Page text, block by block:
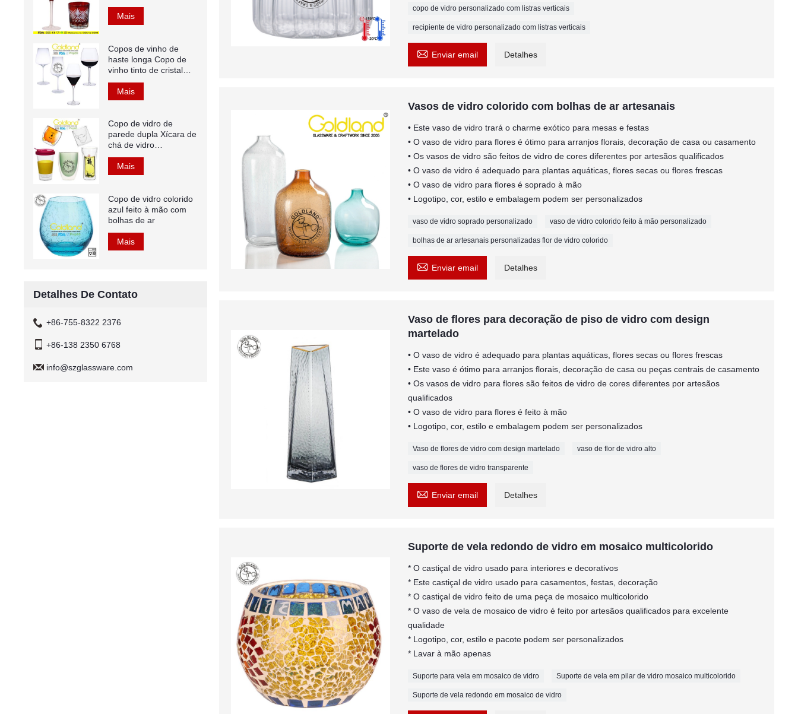
copo de vidro personalizado com listras verticais
recipiente de vidro personalizado com listras verticais
 Enviar email Detalhes
Vasos de vidro colorido com bolhas de ar artesanais
• Este vaso de vidro trará o charme exótico para mesas e festas
• O vaso de vidro para flores é ótimo para arranjos florais, decoração de casa ou casamento
• Os vasos de vidro são feitos de vidro de cores diferentes por artesãos qualificados
• O vaso de vidro é adequado para plantas aquáticas, flores secas ou flores frescas
• O vaso de vidro para flores é soprado à mão
• Logotipo, cor, estilo e embalagem podem ser personalizados
vaso de vidro soprado personalizado vaso de vidro colorido feito à mão personalizado
bolhas de ar artesanais personalizadas flor de vidro colorido
 Enviar email Detalhes
Vaso de flores para decoração de piso de vidro com design
martelado
• O vaso de vidro é adequado para plantas aquáticas, flores secas ou flores frescas
• Este vaso é ótimo para arranjos florais, decoração de casa ou peças centrais de casamento
• Os vasos de vidro para flores são feitos de vidro de cores diferentes por artesãos
qualificados
• O vaso de vidro para flores é feito à mão
• Logotipo, cor, estilo e embalagem podem ser personalizados
Vaso de flores de vidro com design martelado vaso de flor de vidro alto
vaso de flores de vidro transparente
 Enviar email Detalhes
Suporte de vela redondo de vidro em mosaico multicolorido
* O castiçal de vidro usado para interiores e decorativos
* Este castiçal de vidro usado para casamentos, festas, decoração
* O castiçal de vidro feito de uma peça de mosaico multicolorido
* O vaso de vela de mosaico de vidro é feito por artesãos qualificados para excelente
qualidade
* Logotipo, cor, estilo e pacote podem ser personalizados
* Lavar à mão apenas
Suporte para vela em mosaico de vidro Suporte de vela em pilar de vidro mosaico multicolorido
Suporte de vela redondo em mosaico de vidro
antiquado
Mais
Copos de vinho de
haste longa Copo de
vinho tinto de cristal
soprado à mão
Mais
Copo de vidro de
parede dupla Xícara de
chá de vidro
borossilicato colorido
Mais
Copo de vidro colorido
azul feito à mão com
bolhas de ar
Mais
Detalhes De Contato
+86-755-8322 2376
+86-138 2350 6768
info@szglassware.com